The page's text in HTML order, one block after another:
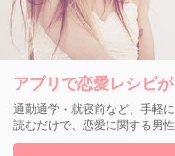
アプリで恋愛レシピ
通勤通学・就寝前など、手軽
読むだけで、恋愛に関する男